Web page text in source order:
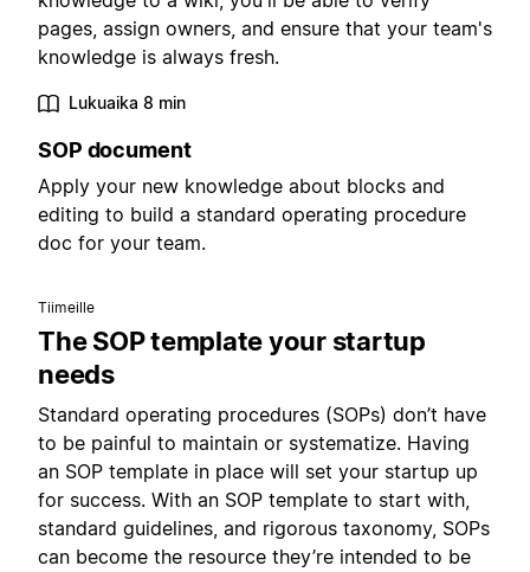
pages, assign owners, and ensure that your team's
knowledge is always fresh.
Lukuaika 8 min
SOP document
Apply your new knowledge about blocks and
editing to build a standard operating procedure
doc for your team.
Tiimeille
The SOP template your startup
needs
Standard operating procedures (SOPs) don’t have
to be painful to maintain or systematize. Having
an SOP template in place will set your startup up
for success. With an SOP template to start with,
standard guidelines, and rigorous taxonomy, SOPs
can become the resource they’re intended to be